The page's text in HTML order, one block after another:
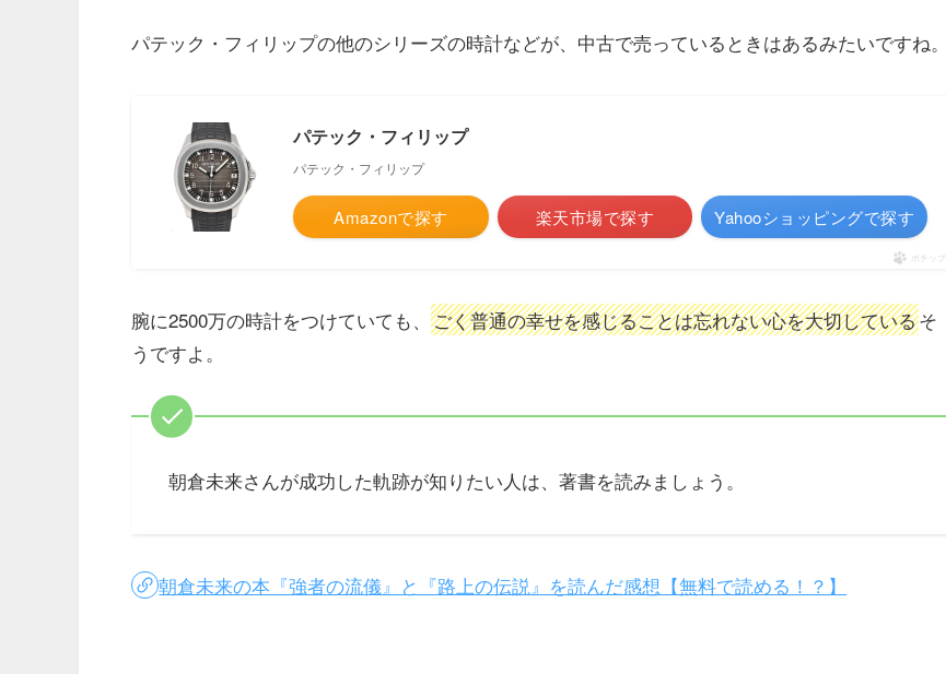
パテック・フィリップの他のシリーズの時計などが、中古で売っているときはあるみたいですね。
パテック・フィリップ
パテック・フィリップ
Amazonで探す 楽天市場で探す Yahooショッピングで探す
ポチップ
腕に2500万の時計をつけていても、 ごく普通の幸せを感じることは忘れない心を大切しているそ
うですよ。
朝倉未来さんが成功した軌跡が知りたい人は、著書を読みましょう。
朝倉未来の本『強者の流儀』と『路上の伝説』を読んだ感想【無料で読める！？】